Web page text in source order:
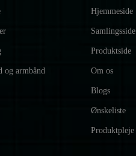
og armbånd
Hjemmeside
Samlingsside
Produktside
Om os
Blogs
Ønskeliste
Produktpleje